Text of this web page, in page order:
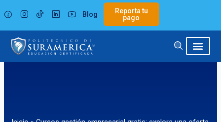
al
contenido
Blog
Reporta tu
pago